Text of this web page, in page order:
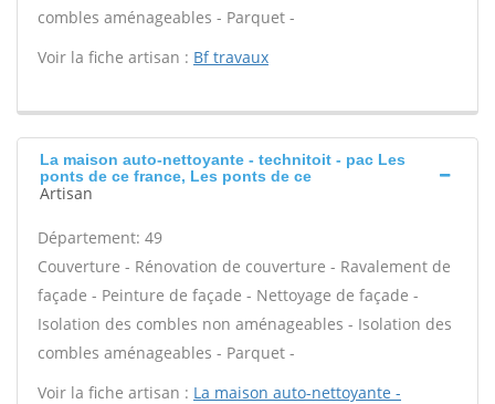
combles aménageables - Parquet -
Voir la fiche artisan : Bf travaux
La maison auto-nettoyante - technitoit - pac Les
ponts de ce france, Les ponts de ce
Artisan
Département: 49
Couverture - Rénovation de couverture - Ravalement de
façade - Peinture de façade - Nettoyage de façade -
Isolation des combles non aménageables - Isolation des
combles aménageables - Parquet -
Voir la fiche artisan : La maison auto-nettoyante -